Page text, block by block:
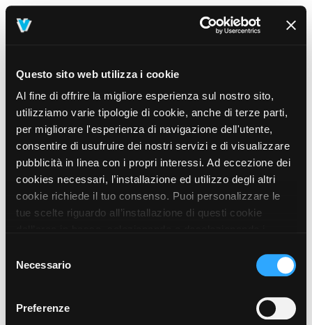
Questo sito web utilizza i cookie
Al fine di offrire la migliore esperienza sul nostro sito,
utilizziamo varie tipologie di cookie, anche di terze parti,
per migliorare l'esperienza di navigazione dell'utente,
consentire di usufruire dei nostri servizi e di visualizzare
pubblicità in linea con i propri interessi. Ad eccezione dei
cookies necessari, l’installazione ed utilizzo degli altri
cookie richiede il tuo consenso. Puoi personalizzare le
tue scelte riguardo all’installazione di questi cookie
prosegui” o decidere di accettare tutti i cookie, cliccando
sul pulsante “Accetta tutti i cookie”. Cliccando sul tasto
unicamente i cookie necessari alla navigazione. Per
delNecessario
Preferenze
404